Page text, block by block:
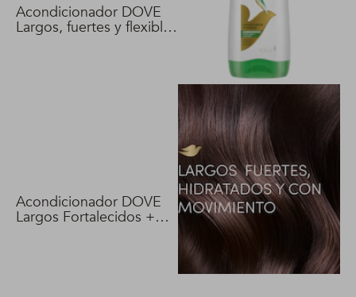
Acondicionador DOVE
Largos, fuertes y flexibles
Acondicionador DOVE
Largos Fortalecidos +